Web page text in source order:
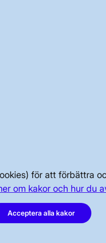
för att förbättra
om kakor och hur du
Acceptera alla kakor